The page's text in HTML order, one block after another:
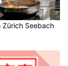
Zürich Seebach